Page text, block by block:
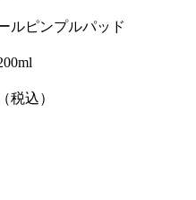
ピンプルパッド
込）